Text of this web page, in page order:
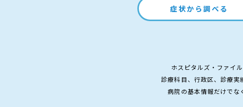
症状から調べる
ホスピタルズ・ファイ
診療科目、行政区、診療実
病院の基本情報だけでな